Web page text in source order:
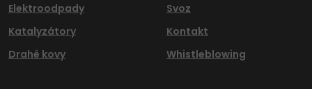
Elektroodpady
Katalyzátory
Drahé kovy
Svoz
Kontakt
Whistleblowing